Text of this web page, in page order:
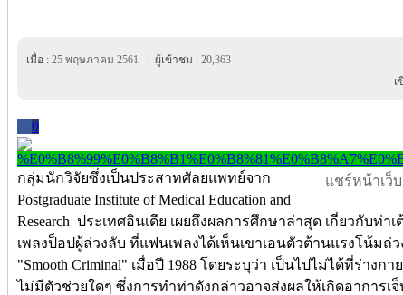
เมื่อ : 25 พฤษภาคม 2561 ผู้เข้าชม : 20,363
เ
0
แชร์หน้าเว็
กลุ่มนักวิจัยซึ่งเป็นประสาทศัลยแพทย์จาก
Postgraduate Institute of Medical Education and
Research ประเทศอินเดีย เผยถึงผลการศึกษาล่าสุด เกี่ยวกับท่า
เพลงป็อปผู้ล่วงลับ ที่แฟนเพลงได้เห็นเขาเอนตัวต้านแรงโน้มถ่
"Smooth Criminal" เมื่อปี 1988 โดยระบุว่า เป็นไปไม่ได้ที่ร่าง
ไม่มีตัวช่วยใดๆ ซึ่งการทำท่าดังกล่าวอาจส่งผลให้เกิดอาการเ